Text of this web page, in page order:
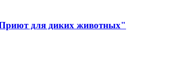
для диких животных"